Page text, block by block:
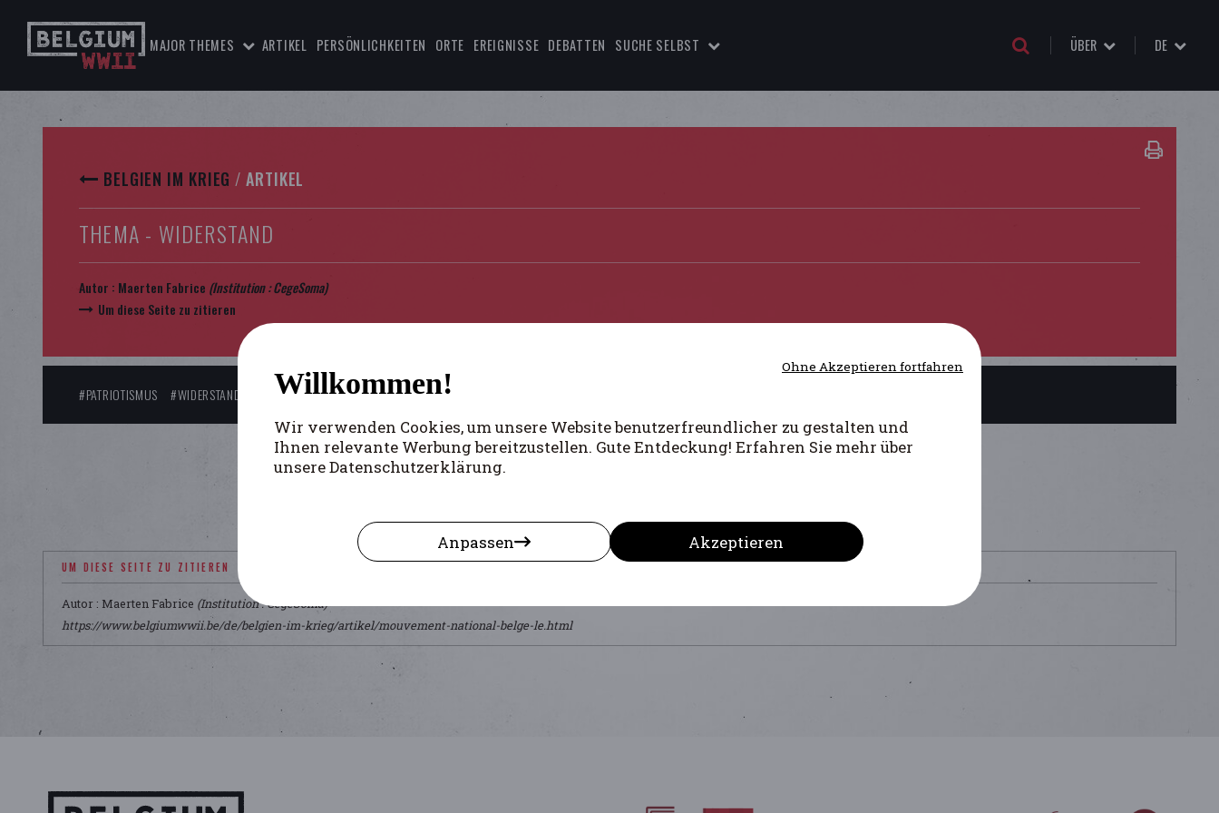
MAJOR THEMES ARTIKEL PERSÖNLICHKEITEN ORTE EREIGNISSE DEBATTEN SUCHE SELBST ÜBER DE
BELGIEN IM KRIEG /ARTIKEL
THEMA - WIDERSTAND
Autor : Maerten Fabrice (Institution :CegeSoma)
Um diese Seite zu zitieren
#PATRIOTISMUS #WIDERSTAND #ILLEGALE PRESSE
UM DIESE SEITE ZU ZITIEREN
Autor : Maerten Fabrice (Institution : CegeSoma)
https://www.belgiumwwii.be/de/belgien-im-krieg/artikel/mouvement-national-belge-le.html
Willkommen!
Wir verwenden Cookies, um unsere Website benutzerfreundlicher zu gestalten und
Ihnen relevante Werbung bereitzustellen. Gute Entdeckung! Erfahren Sie mehr über
unsere Datenschutzerklärung.
Anpassen Akzeptieren
Ohne Akzeptieren fortfahren